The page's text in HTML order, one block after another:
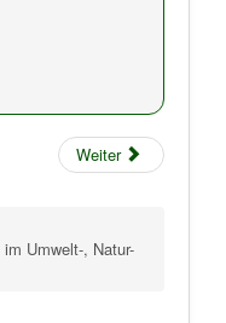
Weiter
Umwelt-, Natur-